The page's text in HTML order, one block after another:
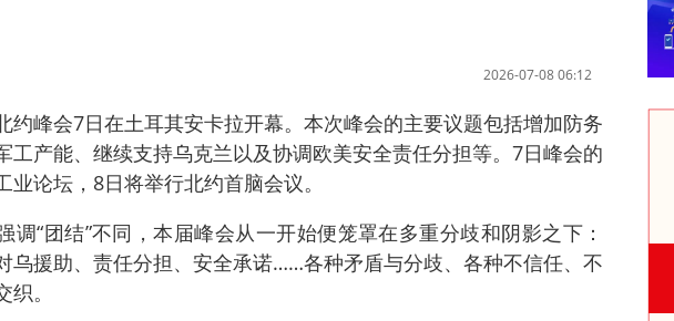
2026-07-08 06:12
约峰会7日在土耳其安卡拉开幕。本次峰会的主要议题包括增加防务
工产能、继续支持乌克兰以及协调欧美安全责任分担等。7日峰会的
业论坛，8日将举行北约首脑会议。
调“团结”不同，本届峰会从一开始便笼罩在多重分歧和阴影之下：
乌援助、责任分担、安全承诺……各种矛盾与分歧、各种不信任、不
。